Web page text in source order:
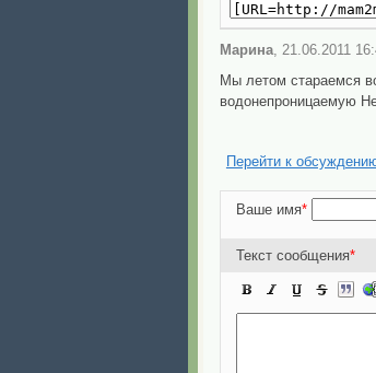
Марина, 21.06.2011
Мы летом стараемся
водонепроницаемую
Перейти к
Ваше имя*
Текст сообщения*